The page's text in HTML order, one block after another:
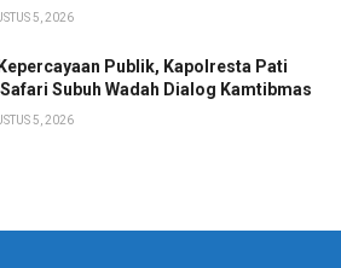
5, 2026
Publik, Kapolresta Pati
Subuh Wadah Dialog Kamtibmas
5, 2026